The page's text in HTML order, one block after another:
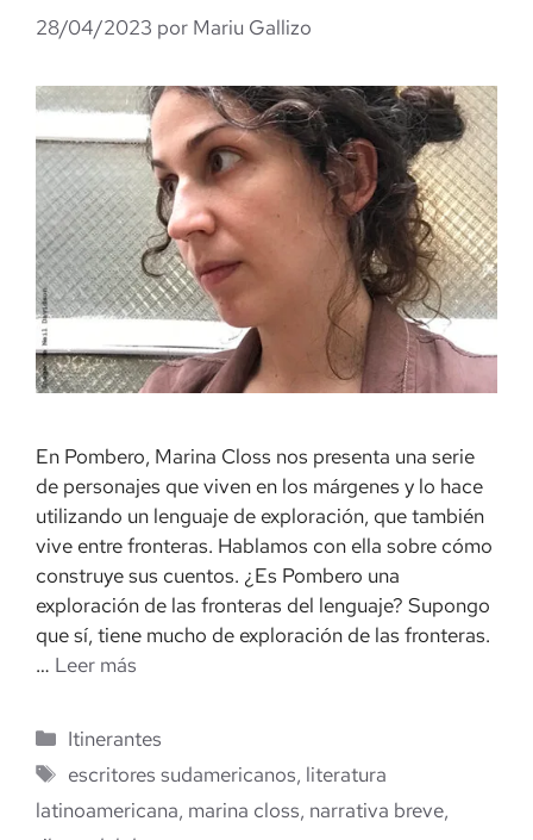
28/04/2023 por Mariu Gallizo
En Pombero, Marina Closs nos presenta una serie
de personajes que viven en los márgenes y lo hace
utilizando un lenguaje de exploración, que también
vive entre fronteras. Hablamos con ella sobre cómo
construye sus cuentos. ¿Es Pombero una
exploración de las fronteras del lenguaje? Supongo
que sí, tiene mucho de exploración de las fronteras.
… Leer más
Categorías
Itinerantes
Etiquetas
escritores sudamericanos, literatura
latinoamericana, marina closs, narrativa breve,